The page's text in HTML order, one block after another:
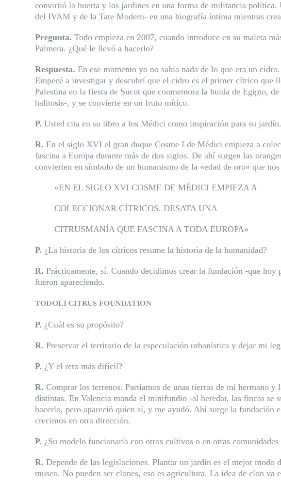
convirtió la huerta y los jardines en una forma de militancia
del IVAM y de la Tate Modern- en una biografía íntima mientras
Pregunta. Todo empieza en 2007, cuando introduce en su maleta
Palmera. ¿Qué le llevó a hacerlo?
Respuesta. En ese momento yo no sabía nada de lo que era un
Empecé a investigar y descubrí que el cidro es el primer cítrico que
Palestina en la fiesta de Sucot que conmemora la huida de Egipto,
halitosis-, y se convierte en un fruto mítico.
P. Usted cita en su libro a los Médici como inspiración para su
R. En el siglo XVI el gran duque Cosme I de Médici empieza a
fascina a Europa durante más de dos siglos. De ahí surgen las
convierten en símbolo de un humanismo de la «edad de oro» que
«EN EL SIGLO XVI COSME DE MÉDICI EMPIEZA A
COLECCIONAR CÍTRICOS. DESATA UNA
CITRUSMANÍA QUE FASCINA A TODA EUROPA»
P. ¿La historia de los cítricos resume la historia de la humanidad?
R. Prácticamente, sí. Cuando decidimos crear la fundación -que hoy
fueron apareciendo.
TODOLÍ CITRUS FOUNDATION
P. ¿Cuál es su propósito?
R. Preservar el territorio de la especulación urbanística y dejar mi
P. ¿Y el reto más difícil?
R. Comprar los terrenos. Partíamos de unas tierras de mi hermano
distintas. En Valencia manda el minifundio -al heredar, las fincas se
hacerlo, pero apareció quien sí, y me ayudó. Ahí surge la fundación
crecimos en otra dirección.
P. ¿Su modelo funcionaría con otros cultivos o en otras comunidades
R. Depende de las legislaciones. Plantar un jardín es el mejor modo
museo. No pueden ser clones, eso es agricultura. La idea de clon va